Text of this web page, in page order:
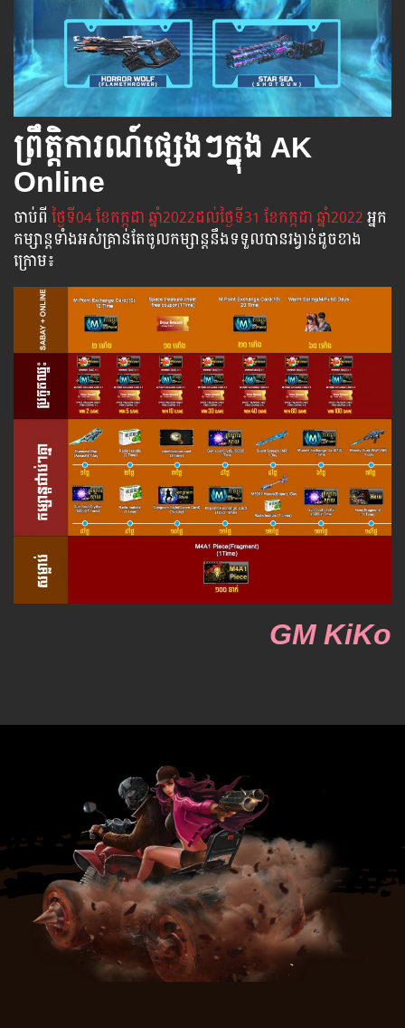
ព្រឹត្តិការណ៍ផ្សេងៗក្នុង AK
Online
ចាប់​ពី​ ថ្ងៃ​ទី04 ខែកក្កដា ឆ្នាំ2022ដល់​ថ្ងៃ​ទី31 ខែកក្កដា​ ឆ្នាំ2022អ្នក​
កម្សាន្ដ​ទាំងអស់​គ្រាន់​តែ​ចូល​កម្សាន្ដ​នឹង​ទទួល​បាន​រង្វាន់​ដូចខាង
ក្រោម​៖
GM KiKo